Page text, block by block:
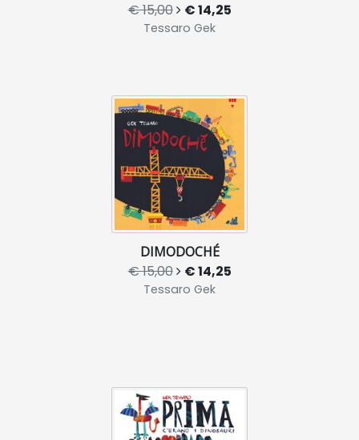
€ 15,00 € 14,25
Tessaro Gek
DIMODOCHÉ
€ 15,00 € 14,25
Tessaro Gek